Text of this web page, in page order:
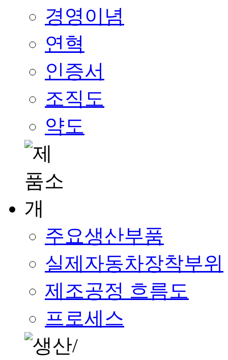
경영이념
연혁
인증서
조직도
약도
주요생산부품
실제자동차장착부위
제조공정 흐름도
프로세스